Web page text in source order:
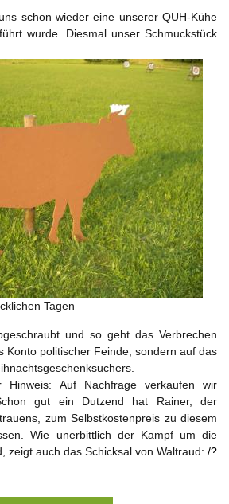
schon wieder eine unserer QUH-Kühe
wurde. Diesmal unser Schmuckstück
Tagen
und so geht das Verbrechen
Konto politischer Feinde, sondern auf das
Hinweis: Auf Nachfrage verkaufen wir
gut ein Dutzend hat Rainer, der
zum Selbstkostenpreis zu diesem
Wie unerbittlich der Kampf um die
zeigt auch das Schicksal von Waltraud: /?